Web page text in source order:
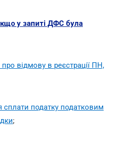
у запиті ДФС була
відмову в реєстрації ПН,
сплати податку податковим
;